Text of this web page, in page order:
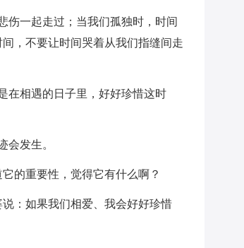
伤一起走过；当我们孤独时，时间
，不要让时间哭着从我们指缝间走
在相遇的日子里，好好珍惜这时
会发生。
的重要性，觉得它有什么啊？
：如果我们相爱、我会好好珍惜